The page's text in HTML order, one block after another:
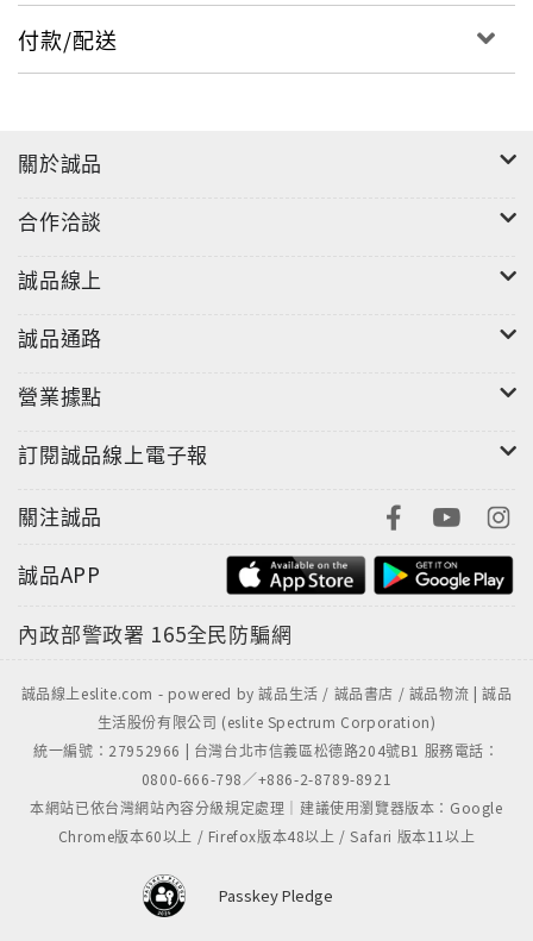
付款/配送
關於誠品
合作洽談
誠品線上
誠品通路
營業據點
訂閱誠品線上電子報
關注誠品
誠品APP
內政部警政署 165全民防騙網
誠品線上eslite.com - powered by 誠品生活 / 誠品書店 / 誠品物流 | 誠品
生活股份有限公司 (eslite Spectrum Corporation)
統一編號：27952966 | 台灣台北市信義區松德路204號B1 服務電話：
0800-666-798／+886-2-8789-8921
本網站已依台灣網站內容分級規定處理｜建議使用瀏覽器版本：Google
Chrome版本60以上 / Firefox版本48以上 / Safari 版本11以上
Passkey Pledge